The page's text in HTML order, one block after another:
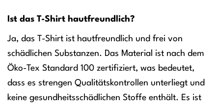
Ist das T-Shirt hautfreundlich?
Ja, das T-Shirt ist hautfreundlich und frei von
schädlichen Substanzen. Das Material ist nach dem
Öko-Tex Standard 100 zertifiziert, was bedeutet,
dass es strengen Qualitätskontrollen unterliegt und
keine gesundheitsschädlichen Stoffe enthält. Es ist